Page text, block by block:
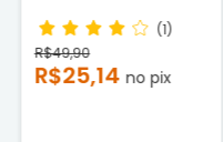
Super Absorvente
(1)
R$49,90
R$25,14 no pix